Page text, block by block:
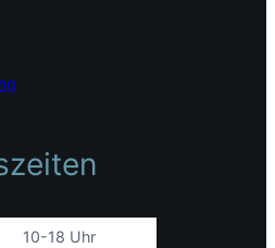
10-18 Uhr